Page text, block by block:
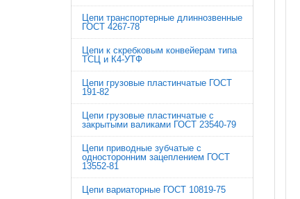
Цепи транспортерные длиннозвенные
ГОСТ 4267-78
Цепи к скребковым конвейерам типа
ТСЦ и К4-УТФ
Цепи грузовые пластинчатые ГОСТ
191-82
Цепи грузовые пластинчатые с
закрытыми валиками ГОСТ 23540-79
Цепи приводные зубчатые с
односторонним зацеплением ГОСТ
13552-81
Цепи вариаторные ГОСТ 10819-75